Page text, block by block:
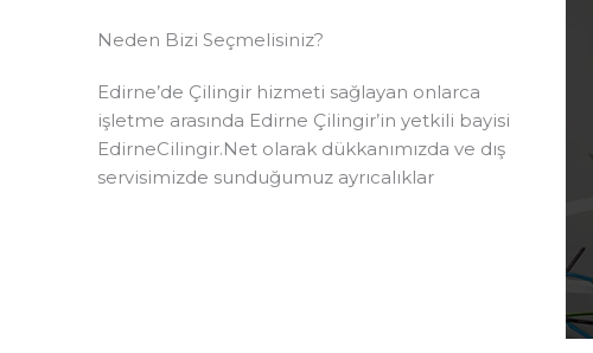
Neden Bizi Seçmelisiniz?
Edirne’de Çilingir hizmeti sağlayan onlarca
işletme arasında Edirne Çilingir’in yetkili bayisi
EdirneCilingir.Net olarak dükkanımızda ve dış
servisimizde sunduğumuz ayrıcalıklar